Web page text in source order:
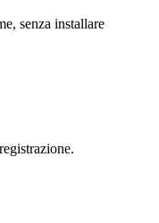
senza installare